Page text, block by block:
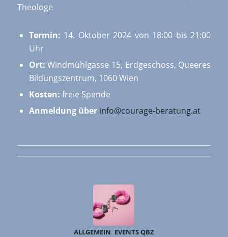
Theologe
Termin: 14. Oktober 2024 von 18:00 bis 21:00
Uhr
Ort: Windmühlgasse 15, Erdgeschoss, Queeres
Bildungszentrum, 1060 Wien
Kosten: freie Spende
Anmeldung über info@courage-beratung.at
ALLGEMEIN, EVENTS QBZ